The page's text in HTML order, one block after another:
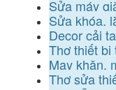
Sửa máy
Sửa khóa,
Decor cải
Thợ thiết bị
May khăn,
Thợ sửa